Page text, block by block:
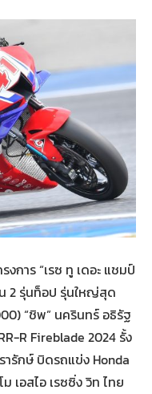
การ “เรซ ทู เดอะ แชมป์
2 รุ่นท็อป รุ่นใหญ่สุด
“ชิพ” นครินทร์ อธิรัฐ
R Fireblade 2024 รั้ง
รักษ์ บิดรถแข่ง Honda
เอสไอ เรซซิ่ง วิท ไทย